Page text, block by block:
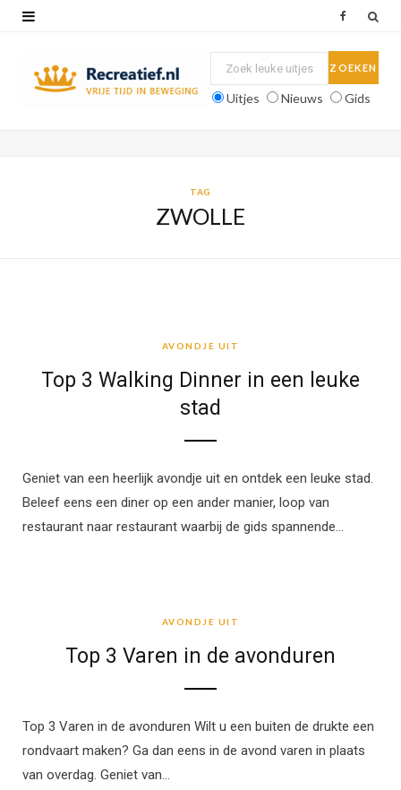
Uitjes Nieuws Gids
TAG
ZWOLLE
AVONDJE UIT
Top 3 Walking Dinner in een leuke
stad
Geniet van een heerlijk avondje uit en ontdek een leuke stad.
Beleef eens een diner op een ander manier, loop van
restaurant naar restaurant waarbij de gids spannende…
AVONDJE UIT
Top 3 Varen in de avonduren
Top 3 Varen in de avonduren Wilt u een buiten de drukte een
rondvaart maken? Ga dan eens in de avond varen in plaats
van overdag. Geniet van…